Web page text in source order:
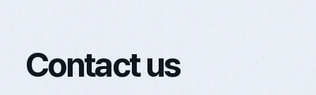
Contact us